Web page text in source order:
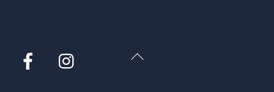
Back
Facebook